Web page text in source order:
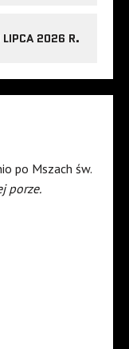
LIPCA 2026 R.
po Mszach św.
porze.